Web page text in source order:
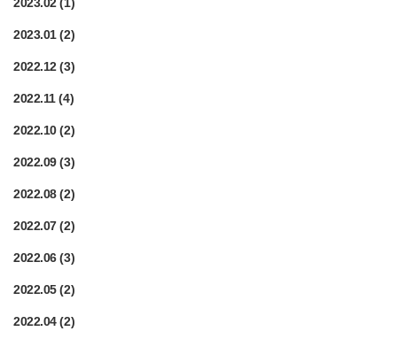
2023.02(1)
2023.01(2)
2022.12(3)
2022.11(4)
2022.10(2)
2022.09(3)
2022.08(2)
2022.07(2)
2022.06(3)
2022.05(2)
2022.04(2)